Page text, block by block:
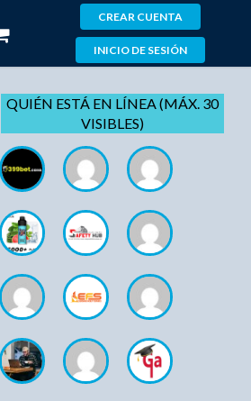
CREAR CUENTA
INICIO DE SESIÓN
QUIÉN ESTÁ EN LÍNEA (MÁX. 30
VISIBLES)